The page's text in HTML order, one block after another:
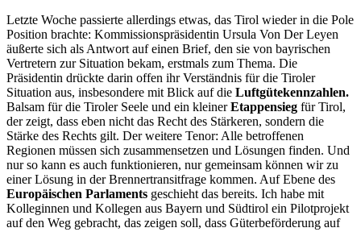
Letzte Woche passierte allerdings etwas, das Tirol wieder in die Pole
Position brachte: Kommissionspräsidentin Ursula Von Der Leyen
äußerte sich als Antwort auf einen Brief, den sie von bayrischen
Vertretern zur Situation bekam, erstmals zum Thema. Die
Präsidentin drückte darin offen ihr Verständnis für die Tiroler
Situation aus, insbesondere mit Blick auf die Luftgütekennzahlen.
Balsam für die Tiroler Seele und ein kleinerEtappensieg für Tirol,
der zeigt, dass eben nicht das Recht des Stärkeren, sondern die
Stärke des Rechts gilt. Der weitere Tenor: Alle betroffenen
Regionen müssen sich zusammensetzen und Lösungen finden. Und
nur so kann es auch funktionieren, nur gemeinsam können wir zu
einer Lösung in der Brennertransitfrage kommen. Auf Ebene des
Europäischen Parlaments geschieht das bereits. Ich habe mit
Kolleginnen und Kollegen aus Bayern und Südtirol ein Pilotprojekt
auf den Weg gebracht, das zeigen soll, dass Güterbeförderung auf